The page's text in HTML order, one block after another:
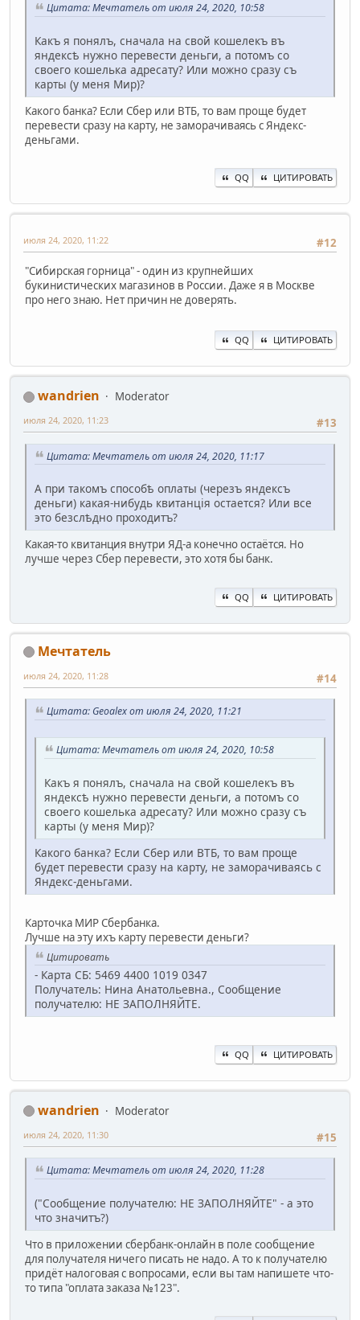
Цитата: Мечтатель от июля 24, 2020, 10:58
Какъ я понялъ, сначала на свой кошелекъ въ
яндексѣ нужно перевести деньги, а потомъ со
своего кошелька адресату? Или можно сразу съ
карты (у меня Мир)?
Какого банка? Если Сбер или ВТБ, то вам проще будет
перевести сразу на карту, не заморачиваясь с Яндекс-
деньгами.
QQ ЦИТИРОВАТЬ
#12
июля 24, 2020, 11:22
"Сибирская горница" - один из крупнейших
букинистических магазинов в России. Даже я в Москве
про него знаю. Нет причин не доверять.
QQ ЦИТИРОВАТЬ
wandrien
Moderator
#13
июля 24, 2020, 11:23
Цитата: Мечтатель от июля 24, 2020, 11:17
А при такомъ способѣ оплаты (черезъ яндексъ
деньги) какая-нибудь квитанцiя остается? Или все
это безслѣдно проходитъ?
Какая-то квитанция внутри ЯД-а конечно остаётся. Но
лучше через Сбер перевести, это хотя бы банк.
QQ ЦИТИРОВАТЬ
Мечтатель
#14
июля 24, 2020, 11:28
Цитата: Geoalex от июля 24, 2020, 11:21
Цитата: Мечтатель от июля 24, 2020, 10:58
Какъ я понялъ, сначала на свой кошелекъ въ
яндексѣ нужно перевести деньги, а потомъ со
своего кошелька адресату? Или можно сразу съ
карты (у меня Мир)?
Какого банка? Если Сбер или ВТБ, то вам проще
будет перевести сразу на карту, не заморачиваясь с
Яндекс-деньгами.
Карточка МИР Сбербанка.
Лучше на эту ихъ карту перевести деньги?
Цитировать
- Карта СБ: 5469 4400 1019 0347
Получатель: Нина Анатольевна., Сообщение
получателю: НЕ ЗАПОЛНЯЙТЕ.
QQ ЦИТИРОВАТЬ
wandrien
Moderator
#15
июля 24, 2020, 11:30
Цитата: Мечтатель от июля 24, 2020, 11:28
("Сообщение получателю: НЕ ЗАПОЛНЯЙТЕ" - а это
что значитъ?)
Что в приложении сбербанк-онлайн в поле сообщение
для получателя ничего писать не надо. А то к получателю
придёт налоговая с вопросами, если вы там напишете что-
то типа "оплата заказа №123".